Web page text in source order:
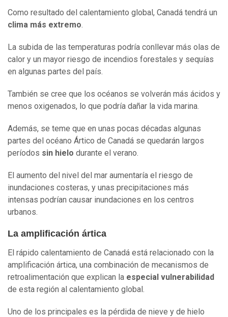
Como resultado del calentamiento global, Canadá tendrá un
clima más extremo.
La subida de las temperaturas podría conllevar más olas de
calor y un mayor riesgo de incendios forestales y sequías
en algunas partes del país.
También se cree que los océanos se volverán más ácidos y
menos oxigenados, lo que podría dañar la vida marina.
Además, se teme que en unas pocas décadas algunas
partes del océano Ártico de Canadá se quedarán largos
períodos sin hielo durante el verano.
El aumento del nivel del mar aumentaría el riesgo de
inundaciones costeras, y unas precipitaciones más
intensas podrían causar inundaciones en los centros
urbanos.
La amplificación ártica
El rápido calentamiento de Canadá está relacionado con la
amplificación ártica, una combinación de mecanismos de
retroalimentación que explican la especial vulnerabilidad
de esta región al calentamiento global.
Uno de los principales es la pérdida de nieve y de hielo